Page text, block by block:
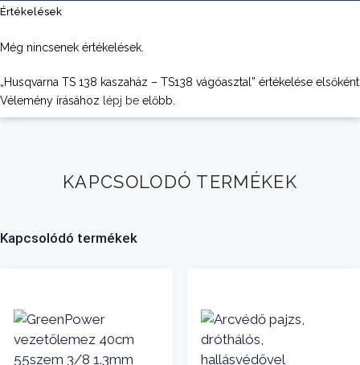
Értékelések
Még nincsenek értékelések.
„Husqvarna TS 138 kaszaház – TS138 vágóasztal” értékelése elsőként
Vélemény írásához lépj be előbb.
KAPCSOLODÓ TERMÉKEK
Kapcsolódó termékek